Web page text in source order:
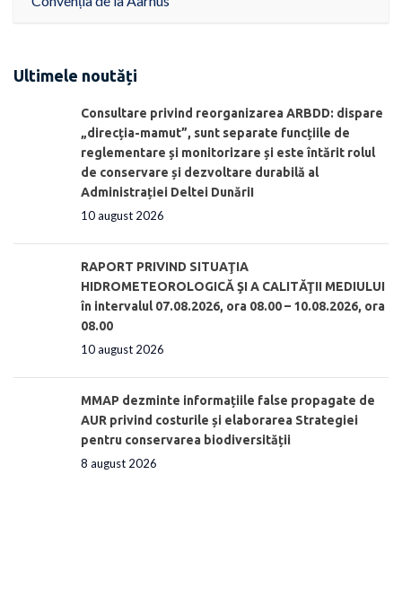
Ultimele noutăți
Consultare privind reorganizarea ARBDD: dispare
„direcția-mamut”, sunt separate funcțiile de
reglementare și monitorizare și este întărit rolul
de conservare și dezvoltare durabilă al
Administrației Deltei DunăriI
10 august 2026
RAPORT PRIVIND SITUAŢIA
HIDROMETEOROLOGICĂ ŞI A CALITĂŢII MEDIULUI
în intervalul 07.08.2026, ora 08.00 – 10.08.2026, ora
08.00
10 august 2026
MMAP dezminte informațiile false propagate de
AUR privind costurile și elaborarea Strategiei
pentru conservarea biodiversității
8 august 2026